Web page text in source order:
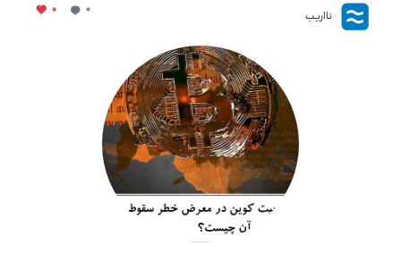
نااریب ۰ ۰